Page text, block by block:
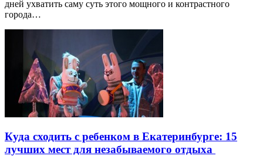
дней ухватить саму суть этого мощного и контрастного
города…
Куда сходить с ребенком в Екатеринбурге: 15
лучших мест для незабываемого отдыха